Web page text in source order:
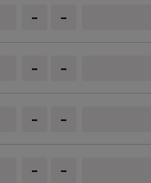
- -
- -
- -
- -